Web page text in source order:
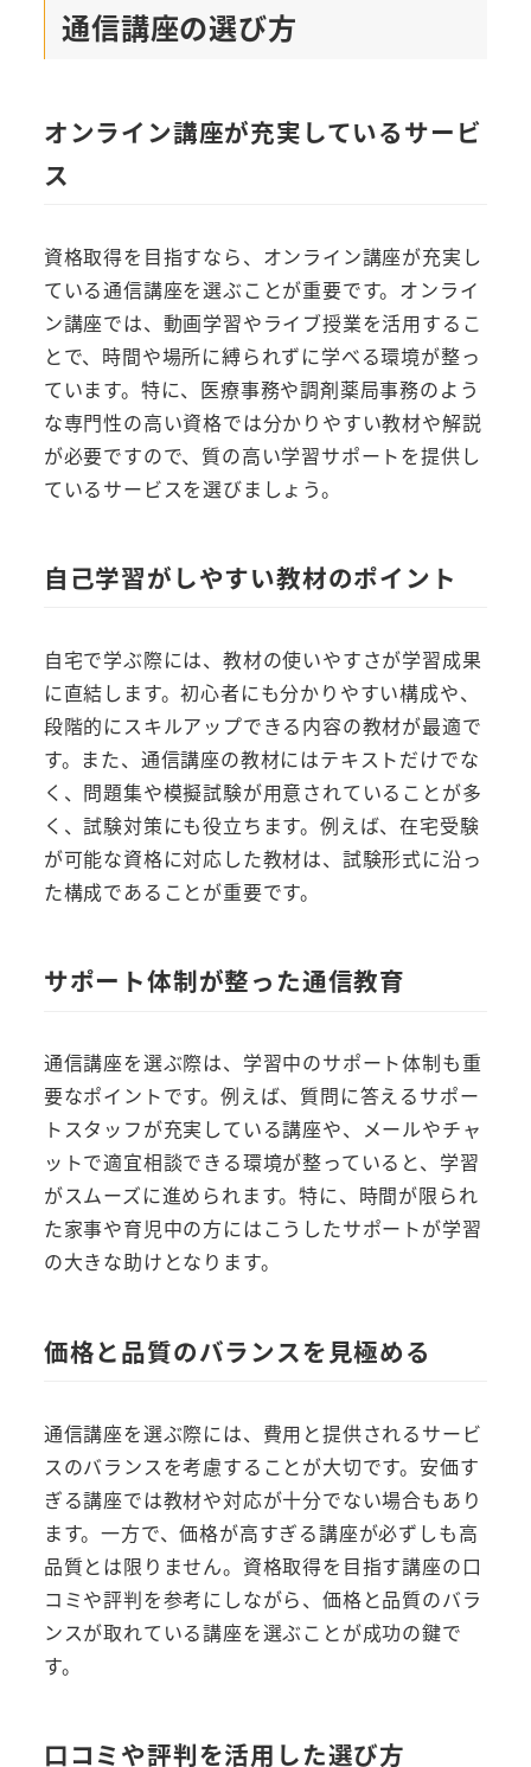
通信講座の選び方
オンライン講座が充実しているサービ
ス
資格取得を目指すなら、オンライン講座が充実し
ている通信講座を選ぶことが重要です。オンライ
ン講座では、動画学習やライブ授業を活用するこ
とで、時間や場所に縛られずに学べる環境が整っ
ています。特に、医療事務や調剤薬局事務のよう
な専門性の高い資格では分かりやすい教材や解説
が必要ですので、質の高い学習サポートを提供し
ているサービスを選びましょう。
自己学習がしやすい教材のポイント
自宅で学ぶ際には、教材の使いやすさが学習成果
に直結します。初心者にも分かりやすい構成や、
段階的にスキルアップできる内容の教材が最適で
す。また、通信講座の教材にはテキストだけでな
く、問題集や模擬試験が用意されていることが多
く、試験対策にも役立ちます。例えば、在宅受験
が可能な資格に対応した教材は、試験形式に沿っ
た構成であることが重要です。
サポート体制が整った通信教育
通信講座を選ぶ際は、学習中のサポート体制も重
要なポイントです。例えば、質問に答えるサポー
トスタッフが充実している講座や、メールやチャ
ットで適宜相談できる環境が整っていると、学習
がスムーズに進められます。特に、時間が限られ
た家事や育児中の方にはこうしたサポートが学習
の大きな助けとなります。
価格と品質のバランスを見極める
通信講座を選ぶ際には、費用と提供されるサービ
スのバランスを考慮することが大切です。安価す
ぎる講座では教材や対応が十分でない場合もあり
ます。一方で、価格が高すぎる講座が必ずしも高
品質とは限りません。資格取得を目指す講座の口
コミや評判を参考にしながら、価格と品質のバラ
ンスが取れている講座を選ぶことが成功の鍵で
す。
口コミや評判を活用した選び方